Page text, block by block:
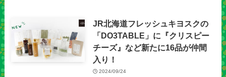
JR北海道フレッシュキヨスクの
「DO3TABLE」に『クリスピー
チーズ』など新たに16品が仲間
入り！
2024/09/24